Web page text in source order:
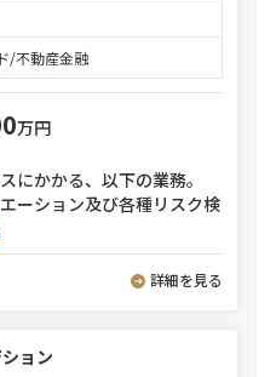
/不動産金融
万円
にかかる、以下の業務。
ーション及び各種リスク検
詳細を見る
ョン